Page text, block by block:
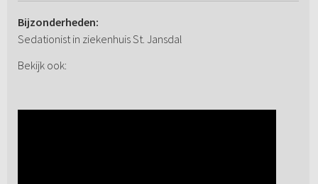
Bijzonderheden:
Sedationist in ziekenhuis St. Jansdal
Bekijk ook: